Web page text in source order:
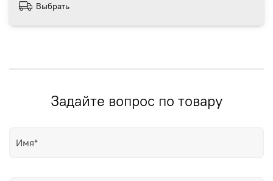
Выбрать
Задайте вопрос по товару